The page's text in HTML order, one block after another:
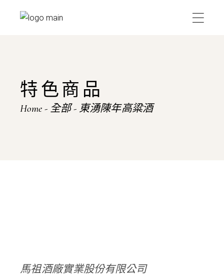
特色商品
Home 全部 東湧陳年高粱酒
馬祖酒廠實業股份有限公司